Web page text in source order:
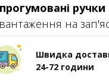
прогумовані ручки
на
Швидка
24-72 години